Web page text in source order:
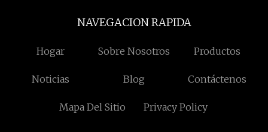
NAVEGACION RAPIDA
Hogar Sobre Nosotros Productos
Noticias Blog Contáctenos
Mapa Del Sitio Privacy Policy